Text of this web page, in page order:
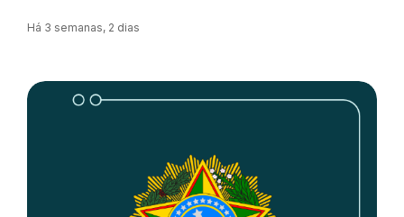
Há 3 semanas, 2 dias